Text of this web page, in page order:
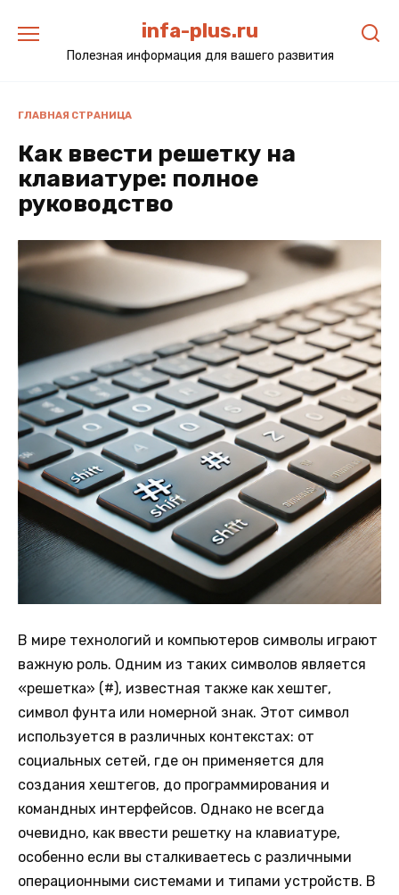
содержанию
infa-plus.ru
Полезная информация для вашего развития
ГЛАВНАЯ СТРАНИЦА
Как ввести решетку на
клавиатуре: полное
руководство
В мире технологий и компьютеров символы играют
важную роль. Одним из таких символов является
«решетка» (#), известная также как хештег,
символ фунта или номерной знак. Этот символ
используется в различных контекстах: от
социальных сетей, где он применяется для
создания хештегов, до программирования и
командных интерфейсов. Однако не всегда
очевидно, как ввести решетку на клавиатуре,
особенно если вы сталкиваетесь с различными
операционными системами и типами устройств. В